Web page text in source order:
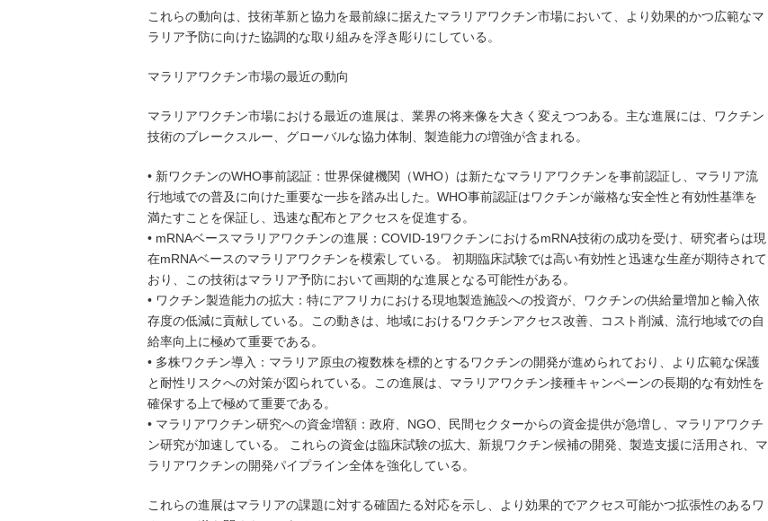
これらの動向は、技術革新と協力を最前線に据えたマラリアワクチン市場において、より効果的かつ広範なマ
ラリア予防に向けた協調的な取り組みを浮き彫りにしている。
マラリアワクチン市場の最近の動向
マラリアワクチン市場における最近の進展は、業界の将来像を大きく変えつつある。主な進展には、ワクチン
技術のブレークスルー、グローバルな協力体制、製造能力の増強が含まれる。
• 新ワクチンのWHO事前認証：世界保健機関（WHO）は新たなマラリアワクチンを事前認証し、マラリア流
行地域での普及に向けた重要な一歩を踏み出した。WHO事前認証はワクチンが厳格な安全性と有効性基準を
満たすことを保証し、迅速な配布とアクセスを促進する。
• mRNAベースマラリアワクチンの進展：COVID-19ワクチンにおけるmRNA技術の成功を受け、研究者らは現
在mRNAベースのマラリアワクチンを模索している。 初期臨床試験では高い有効性と迅速な生産が期待されて
おり、この技術はマラリア予防において画期的な進展となる可能性がある。
• ワクチン製造能力の拡大：特にアフリカにおける現地製造施設への投資が、ワクチンの供給量増加と輸入依
存度の低減に貢献している。この動きは、地域におけるワクチンアクセス改善、コスト削減、流行地域での自
給率向上に極めて重要である。
• 多株ワクチン導入：マラリア原虫の複数株を標的とするワクチンの開発が進められており、より広範な保護
と耐性リスクへの対策が図られている。この進展は、マラリアワクチン接種キャンペーンの長期的な有効性を
確保する上で極めて重要である。
• マラリアワクチン研究への資金増額：政府、NGO、民間セクターからの資金提供が急増し、マラリアワクチ
ン研究が加速している。 これらの資金は臨床試験の拡大、新規ワクチン候補の開発、製造支援に活用され、マ
ラリアワクチンの開発パイプライン全体を強化している。
これらの進展はマラリアの課題に対する確固たる対応を示し、より効果的でアクセス可能かつ拡張性のあるワ